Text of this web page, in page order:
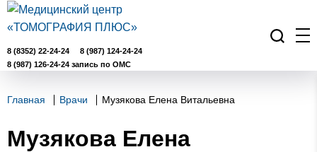
8 (8352) 22-24-24
8 (987) 124-24-24
8 (987) 126-24-24 запись по ОМС
Главная Врачи Музякова Елена Витальевна
Музякова Елена